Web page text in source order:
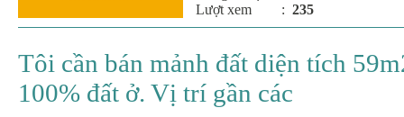
Lượt xem
: 235
Tôi cần bán mảnh đất diện tích
100% đất ở. Vị trí gần các